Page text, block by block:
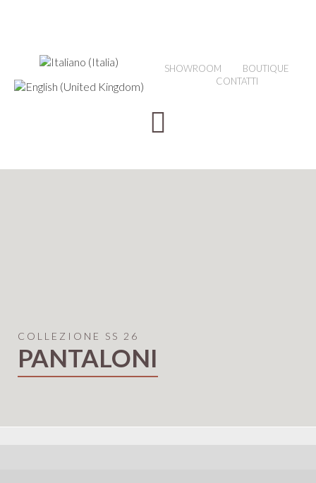
SHOWROOM
BOUTIQUE
CONTATTI
COLLEZIONE SS 26
PANTALONI